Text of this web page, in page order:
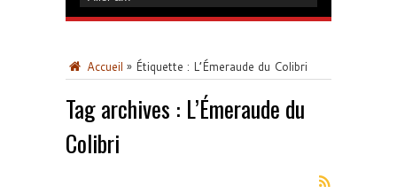
Accueil » Étiquette : L’Émeraude du Colibri
Tag archives : L’Émeraude du
Colibri